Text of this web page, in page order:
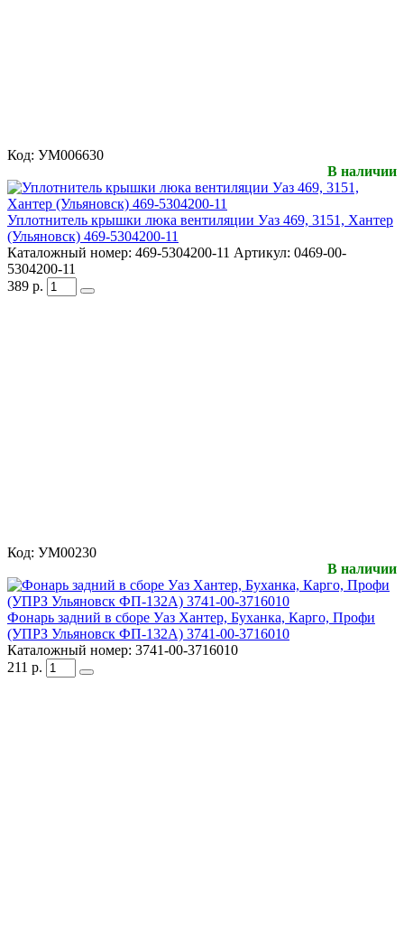
Код: УМ006630
В наличии
Уплотнитель крышки люка вентиляции Уаз 469, 3151, Хантер
(Ульяновск) 469-5304200-11
Каталожный номер: 469-5304200-11 Артикул: 0469-00-
5304200-11
389 р.
Код: УМ00230
В наличии
Фонарь задний в сборе Уаз Хантер, Буханка, Карго, Профи
(УПРЗ Ульяновск ФП-132А) 3741-00-3716010
Каталожный номер: 3741-00-3716010
211 р.